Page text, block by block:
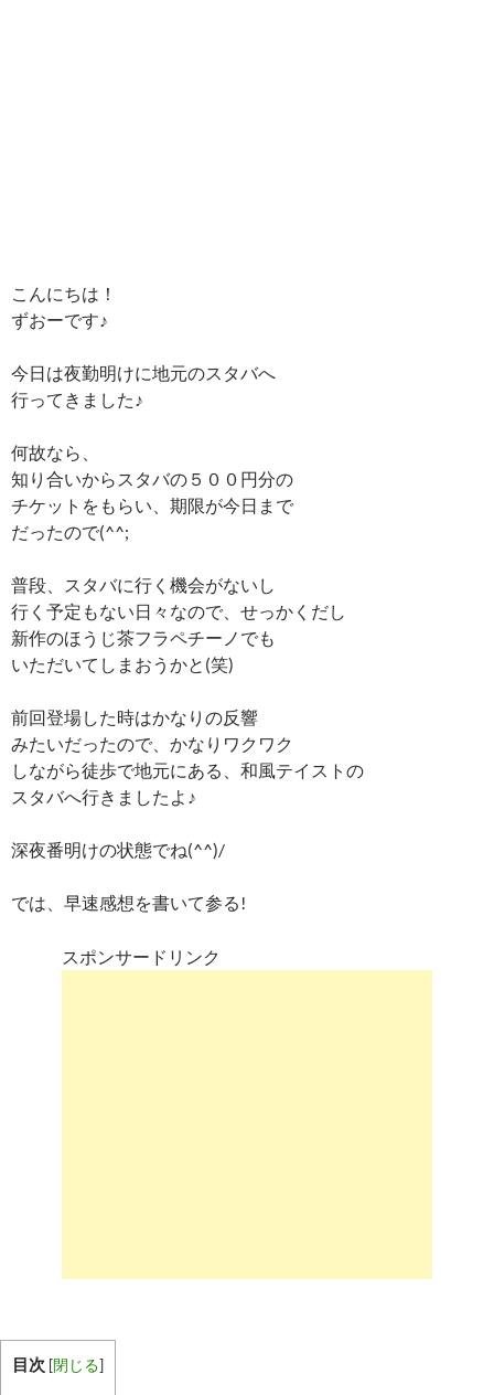
こんにちは！
ずおーです♪
今日は夜勤明けに地元のスタバへ
行ってきました♪
何故なら、
知り合いからスタバの５００円分の
チケットをもらい、期限が今日まで
だったので(^^;
普段、スタバに行く機会がないし
行く予定もない日々なので、せっかくだし
新作のほうじ茶フラペチーノでも
いただいてしまおうかと(笑)
前回登場した時はかなりの反響
みたいだったので、かなりワクワク
しながら徒歩で地元にある、和風テイストの
スタバへ行きましたよ♪
深夜番明けの状態でね(^^)/
では、早速感想を書いて参る!
スポンサードリンク
目次 [閉じる]